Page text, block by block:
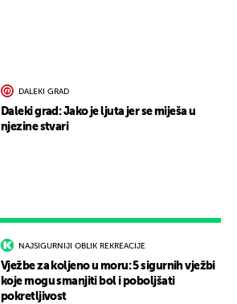
NAJSIGURNIJI OBLIK REKREACIJE
Vježbe za koljeno u moru: 5 sigurnih vježbi
koje mogu smanjiti bol i poboljšati
pokretljivost
DALEKI GRAD
Daleki grad: Jako je ljuta jer se miješa u
njezine stvari